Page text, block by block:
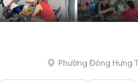
Phường Đông Hưng